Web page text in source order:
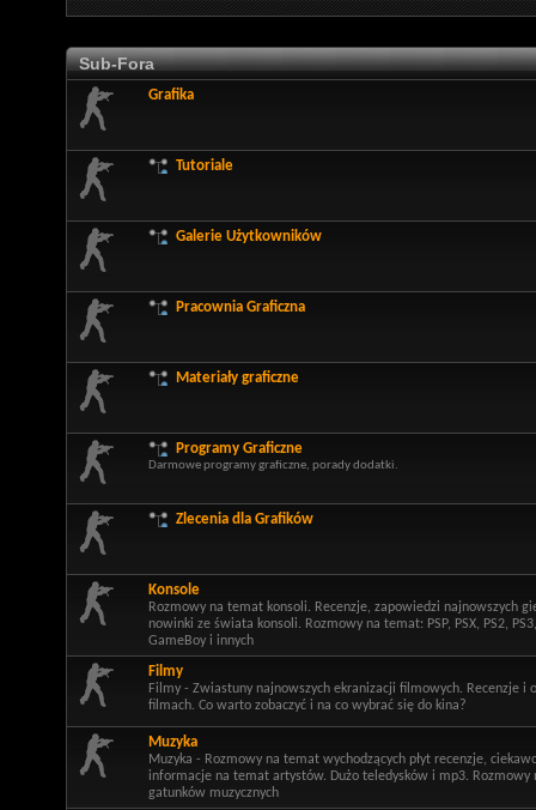
Sub-Fora
Grafika
Tutoriale
Galerie Użytkowników
Pracownia Graficzna
Materiały graficzne
Programy Graficzne
Darmowe programy graficzne, porady dodatki.
Zlecenia dla Grafików
Konsole
Rozmowy na temat konsoli. Recenzje, zapowiedzi najnowszych
nowinki ze świata konsoli. Rozmowy na temat: PSP, PSX, PS2,
GameBoy i innych
Filmy
Filmy - Zwiastuny najnowszych ekranizacji filmowych. Recenzje i
filmach. Co warto zobaczyć i na co wybrać się do kina?
Muzyka
Muzyka - Rozmowy na temat wychodzących płyt recenzje,
informacje na temat artystów. Dużo teledysków i mp3. Rozmowy
gatunków muzycznych